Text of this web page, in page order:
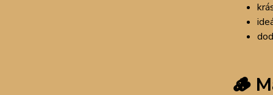
🪵